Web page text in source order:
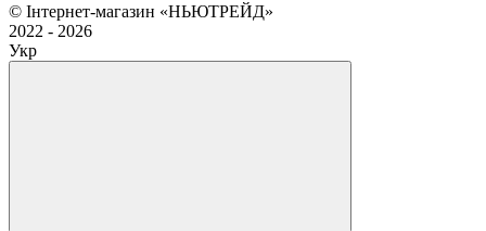
© Інтернет-магазин «НЬЮТРЕЙД»
2022 - 2026
Укр